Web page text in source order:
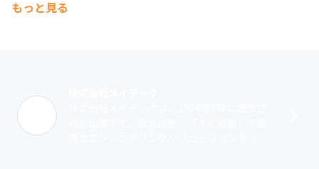
もっと見る